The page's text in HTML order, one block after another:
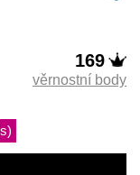
169
věrnostní body